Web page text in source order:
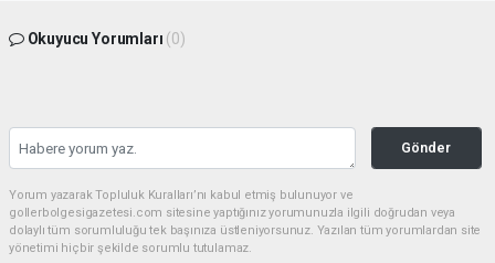
Okuyucu Yorumları (0)
Gönder
Yorum yazarak Topluluk Kuralları’nı kabul etmiş bulunuyor ve
gollerbolgesigazetesi.com sitesine yaptığınız yorumunuzla ilgili doğrudan veya
dolaylı tüm sorumluluğu tek başınıza üstleniyorsunuz. Yazılan tüm yorumlardan site
yönetimi hiçbir şekilde sorumlu tutulamaz.